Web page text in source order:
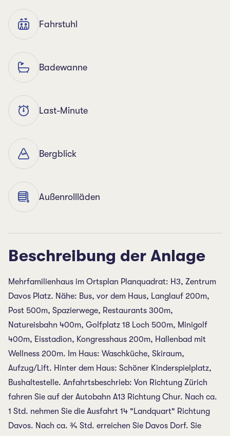
Fahrstuhl
Badewanne
Last-Minute
Bergblick
Außenrollläden
Beschreibung der Anlage
Mehrfamilienhaus im Ortsplan Planquadrat: H3, Zentrum
Davos Platz. Nähe: Bus, vor dem Haus, Langlauf 200m,
Post 500m, Spazierwege, Restaurants 300m,
Natureisbahn 400m, Golfplatz 18 Loch 500m, Minigolf
400m, Eisstadion, Kongresshaus 200m, Hallenbad mit
Wellness 200m. Im Haus: Waschküche, Skiraum,
Aufzug/Lift. Hinter dem Haus: Schöner Kinderspielplatz,
Bushaltestelle. Anfahrtsbeschrieb: Von Richtung Zürich
fahren Sie auf der Autobahn A13 Richtung Chur. Nach ca.
1 Std. nehmen Sie die Ausfahrt 14 "Landquart" Richtung
Davos. Nach ca. ¾ Std. erreichen Sie Davos Dorf. Sie